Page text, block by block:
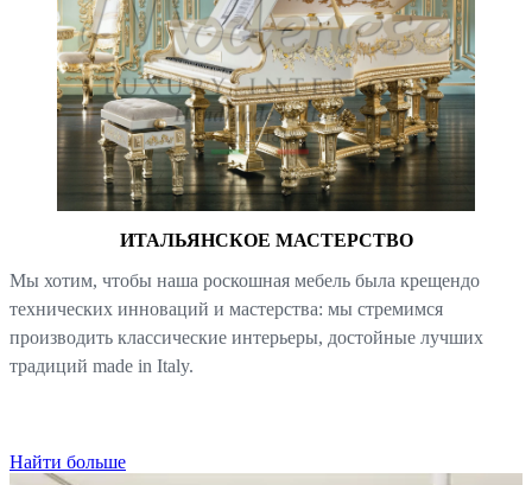
ИТАЛЬЯНСКОЕ МАСТЕРСТВО
Мы хотим, чтобы наша роскошная мебель была крещендо
технических инноваций и мастерства: мы стремимся
производить классические интерьеры, достойные лучших
традиций made in Italy.
Найти больше